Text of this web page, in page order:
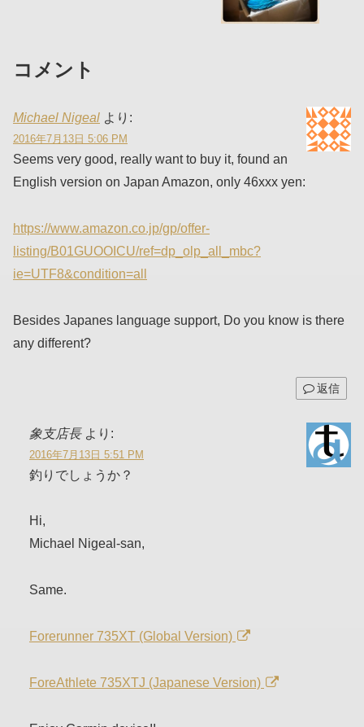
コメント
Michael Nigeal より:
2016年7月13日 5:06 PM
Seems very good, really want to buy it, found an
English version on Japan Amazon, only 46xxx yen:
https://www.amazon.co.jp/gp/offer-
listing/B01GUOOICU/ref=dp_olp_all_mbc?
ie=UTF8&condition=all
Besides Japanes language support, Do you know is there
any different?
返信
象支店長 より:
2016年7月13日 5:51 PM
釣りでしょうか？
Hi,
Michael Nigeal-san,
Same.
Forerunner 735XT (Global Version)
ForeAthlete 735XTJ (Japanese Version)